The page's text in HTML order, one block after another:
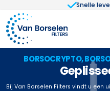
Snelle
Ga naar de inhoud
BORSOCRYPTO,
Bij Van Borselen Filters vindt u